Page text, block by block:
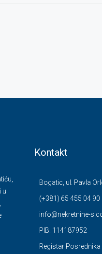
u
Kontakt
Bogatic, ul. Pavla
(+381) 65 455 04 90
info@nekretnine-
PIB: 114187952
Registar Posrednika